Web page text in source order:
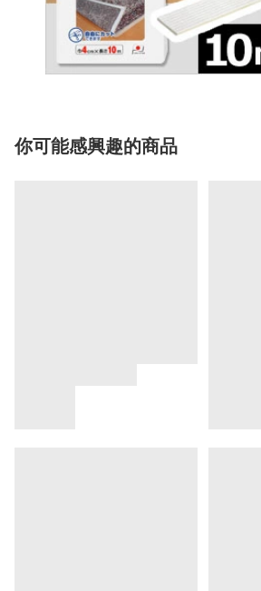
你可能感興趣的商品